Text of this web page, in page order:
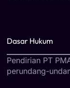
Dasar Hukum
Pendirian PT
perundang-